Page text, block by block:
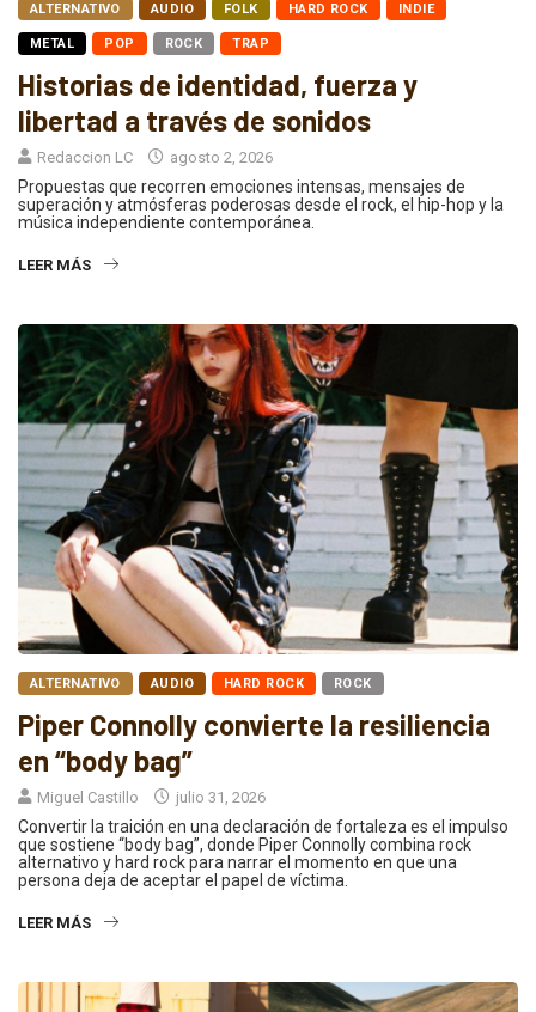
ALTERNATIVO AUDIO FOLK HARD ROCK INDIE
METAL POP ROCK TRAP
Historias de identidad, fuerza y
libertad a través de sonidos
Redaccion LC agosto 2, 2026
Propuestas que recorren emociones intensas, mensajes de
superación y atmósferas poderosas desde el rock, el hip-hop y la
música independiente contemporánea.
LEER MÁS
ALTERNATIVO AUDIO HARD ROCK ROCK
Piper Connolly convierte la resiliencia
en “body bag”
Miguel Castillo julio 31, 2026
Convertir la traición en una declaración de fortaleza es el impulso
que sostiene “body bag”, donde Piper Connolly combina rock
alternativo y hard rock para narrar el momento en que una
persona deja de aceptar el papel de víctima.
LEER MÁS